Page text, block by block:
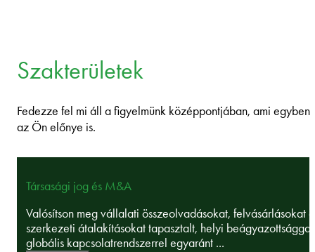
Szakterületek
Fedezze fel mi áll a figyelmünk középpontjában, ami egyben
az Ön előnye is.
Társasági jog és M&A
Valósítson meg vállalati összeolvadásokat, felvásárlásokat
szerkezeti átalakításokat tapasztalt, helyi beágyazottsággal
globális kapcsolatrendszerrel egyaránt ...